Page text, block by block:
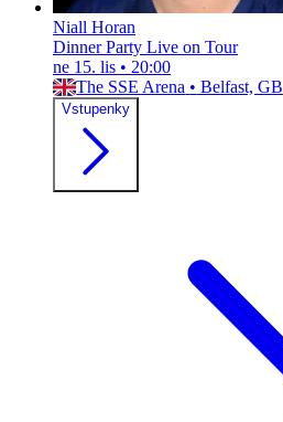
Niall Horan
Dinner Party Live on Tour
ne 15. lis • 20:00
The SSE Arena • Belfast, GB
Vstupenky